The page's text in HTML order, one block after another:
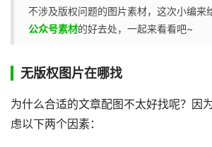
不涉及版权问题的图片素材，这次小编来
公众号素材的好去处，一起来看看吧~
无版权图片在哪找
为什么合适的文章配图不太好找呢？因
虑以下两个因素：